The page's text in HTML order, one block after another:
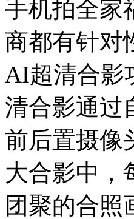
手机拍全家
商都有针对
AI超清合影
清合影通过
前后置摄像
大合影中，
团聚的合照